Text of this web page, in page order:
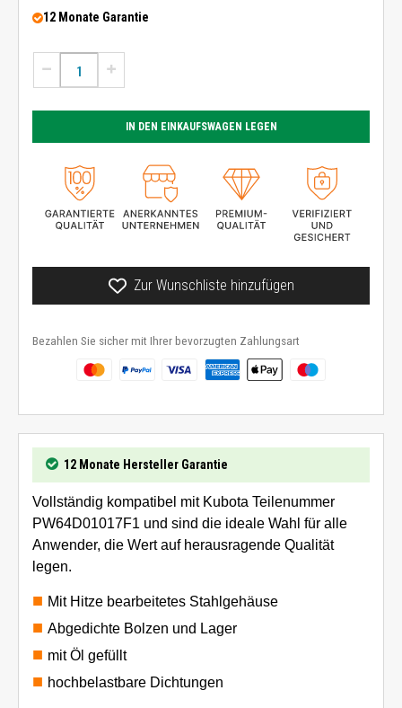
12 Monate Garantie
IN DEN EINKAUFSWAGEN LEGEN
Zur Wunschliste hinzufügen
Bezahlen Sie sicher mit Ihrer bevorzugten Zahlungsart
12 Monate Hersteller Garantie
Vollständig kompatibel mit Kubota Teilenummer
PW64D01017F1 und sind die ideale Wahl für alle
Anwender, die Wert auf herausragende Qualität
legen.
Mit Hitze bearbeitetes Stahlgehäuse
Abgedichte Bolzen und Lager
mit Öl gefüllt
hochbelastbare Dichtungen